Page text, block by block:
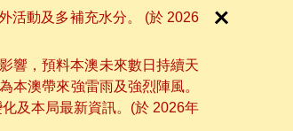
活動及多補充水分。 (於 2026
響，預料本澳未來數日持續天
本澳帶來強雷雨及強烈陣風。
及本局最新資訊。(於 2026年